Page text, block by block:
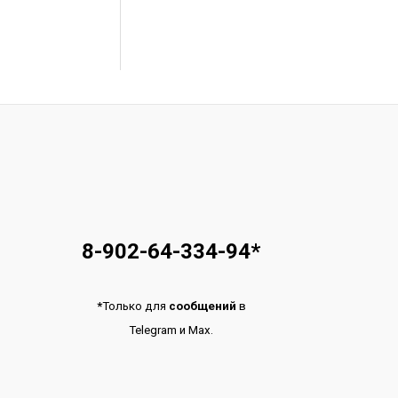
8-902-64-334-94*
*Только для сообщений в
TelegramиMax.